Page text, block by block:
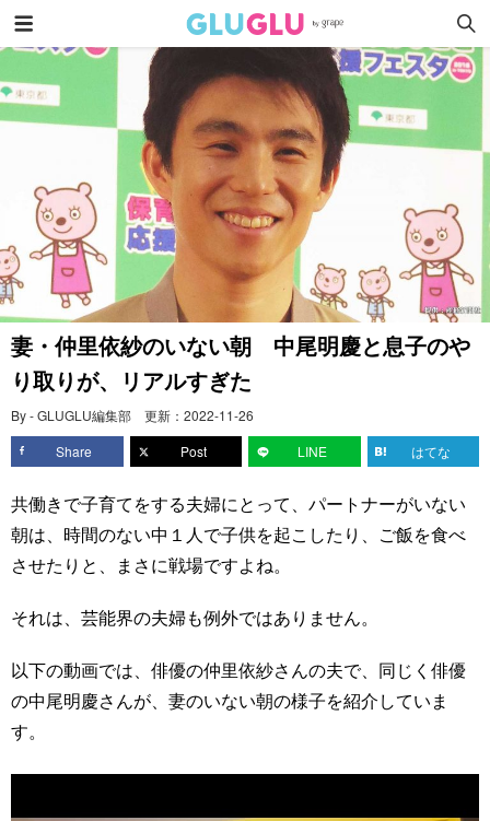
妻・仲里依紗のいない朝 中尾明慶と息子のや
り取りが、リアルすぎた
By - GLUGLU編集部 更新： 2022-11-26
Share
Post LINE はてな
共働きで子育てをする夫婦にとって、パートナーがいない
朝は、時間のない中１人で子供を起こしたり、ご飯を食べ
させたりと、まさに戦場ですよね。
それは、芸能界の夫婦も例外ではありません。
以下の動画では、俳優の仲里依紗さんの夫で、同じく俳優
の中尾明慶さんが、妻のいない朝の様子を紹介していま
す。